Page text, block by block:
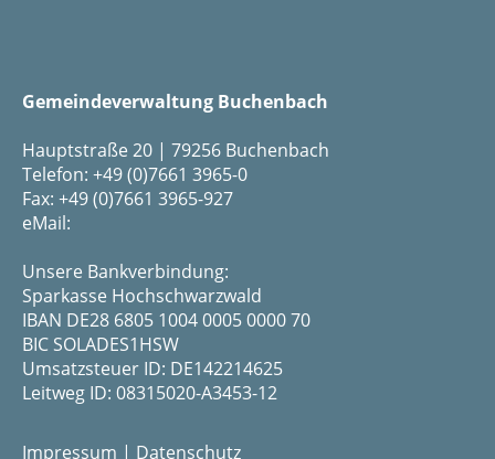
Gemeindeverwaltung Buchenbach
Hauptstraße 20 | 79256 Buchenbach
Telefon: +49 (0)7661 3965-0
Fax: +49 (0)7661 3965-927
eMail:
Unsere Bankverbindung:
Sparkasse Hochschwarzwald
IBAN DE28 6805 1004 0005 0000 70
BIC SOLADES1HSW
Umsatzsteuer ID: DE142214625
Leitweg ID: 08315020-A3453-12
Impressum | Datenschutz